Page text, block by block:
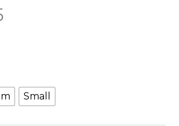
Small